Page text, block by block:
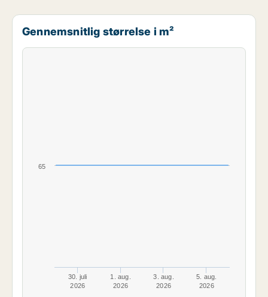
Gennemsnitlig størrelse i m²
30. juli
2026
1. aug.
2026
3. aug.
2026
5. aug.
2026
65